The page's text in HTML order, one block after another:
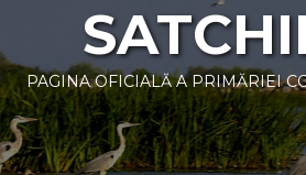
PAGINA OFICIALĂ A PRIMĂRIEI